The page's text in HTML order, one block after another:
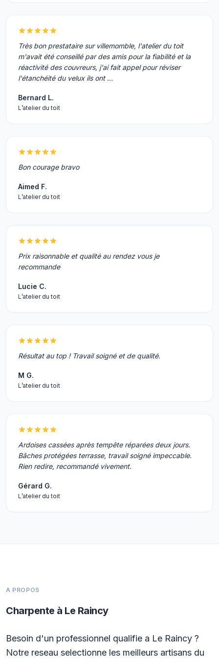
Très bon prestataire sur villemomble, l'atelier du toit
m'avait été conseillé par des amis pour la fiabilité et la
réactivité des couvreurs, j'ai fait appel pour réviser
l'étanchéité du velux ils ont …
Bernard L.
L’atelier du toit
Bon courage bravo
Aimed F.
L’atelier du toit
Prix raisonnable et qualité au rendez vous je
recommande
Lucie C.
L’atelier du toit
Résultat au top ! Travail soigné et de qualité.
M G.
L’atelier du toit
Ardoises cassées après tempête réparées deux jours.
Bâches protégées terrasse, travail soigné impeccable.
Rien redire, recommandé vivement.
Gérard G.
L’atelier du toit
A PROPOS
Charpente à Le Raincy
Besoin d'un professionnel qualifie a Le Raincy ?
Notre reseau selectionne les meilleurs artisans du